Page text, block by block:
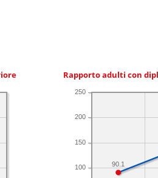
Rapporto adulti con
100
150
200
250
90.1